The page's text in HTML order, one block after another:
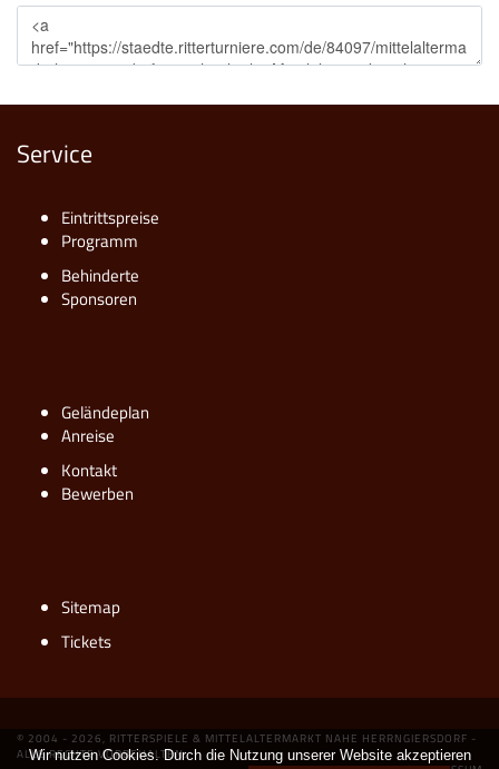
Service
Eintrittspreise
Programm
Behinderte
Sponsoren
Geländeplan
Anreise
Kontakt
Bewerben
Sitemap
Tickets
© 2004 - 2026, RITTERSPIELE & MITTELALTERMARKT NAHE HERRNGIERSDORF -
ALLE RECHTE VORBEHALTEN.
Wir nutzen Cookies. Durch die Nutzung unserer Website akzeptieren